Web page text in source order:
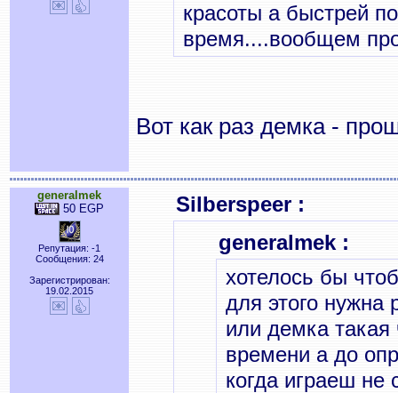
красоты а быстрей
время....вообщем
Вот как раз демка -
generalmek
50 EGP
Репутация: -1
Сообщения: 24
Зарегистрирован:
19.02.2015
Silberspeer :
generalmek :
хотелось бы
для этого нужна
или демка
времени а до
когда играеш не